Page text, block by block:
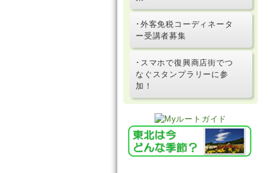
･外客免税コーディネータ
ー受講者募集
･スマホで復興商店街でつ
なぐスタンプラリーに参
加！